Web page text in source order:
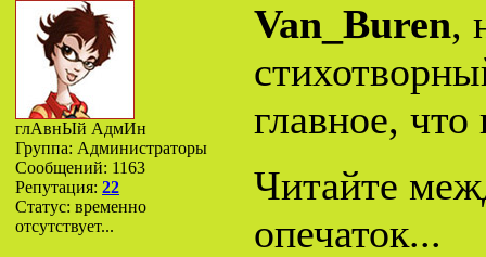
глАвнЫй АдмИн
Группа: Администраторы
Сообщений: 1163
Репутация: 22
Статус: временно
отсутствует...
Van_Buren,
главное,
Читайте
опечаток...